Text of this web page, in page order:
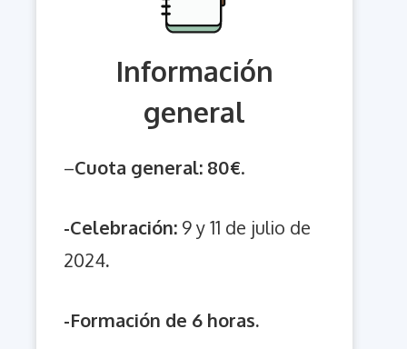
Información
general
–Cuota general: 80€.
-Celebración: 9 y 11 de julio de
2024.
-Formación de 6 horas.